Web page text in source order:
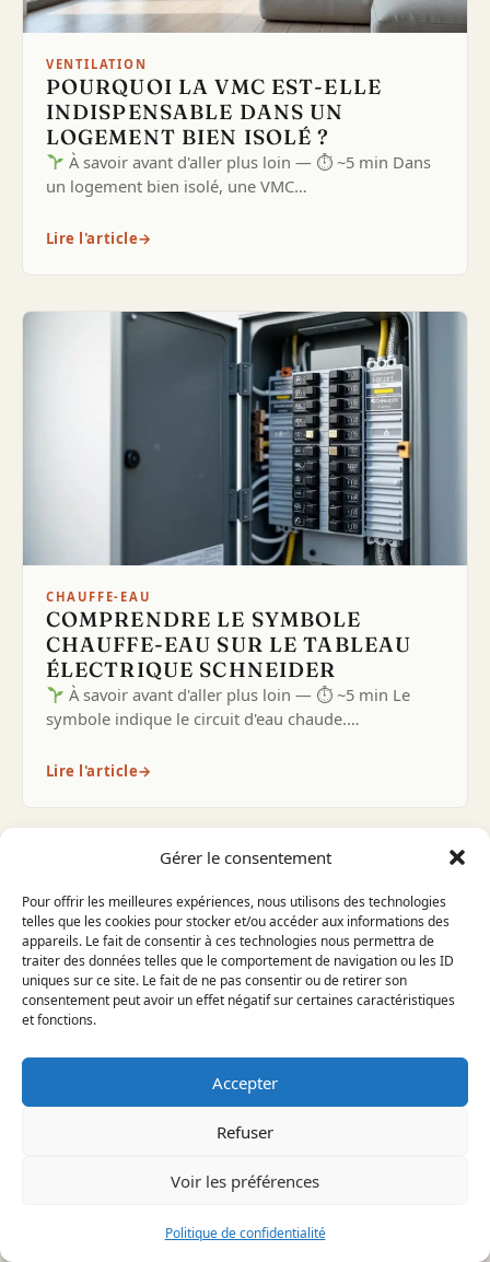
Gérer le consentement
Pour offrir les meilleures expériences, nous utilisons des technologies
telles que les cookies pour stocker et/ou accéder aux informations des
appareils. Le fait de consentir à ces technologies nous permettra de
traiter des données telles que le comportement de navigation ou les ID
uniques sur ce site. Le fait de ne pas consentir ou de retirer son
consentement peut avoir un effet négatif sur certaines caractéristiques
et fonctions.
Accepter
Refuser
Voir les préférences
Politique de confidentialité
VENTILATION
POURQUOI LA VMC EST-ELLE
INDISPENSABLE DANS UN
LOGEMENT BIEN ISOLÉ ?
À savoir avant d'aller plus loin — ⏱ ~5 min Dans
un logement bien isolé, une VMC…
Lire l'article→
CHAUFFE-EAU
COMPRENDRE LE SYMBOLE
CHAUFFE-EAU SUR LE TABLEAU
ÉLECTRIQUE SCHNEIDER
À savoir avant d'aller plus loin — ⏱ ~5 min Le
symbole indique le circuit d'eau chaude.…
Lire l'article→
ÉLECTRIQUE POUR UNE
HYGRORÉGLABLE ?